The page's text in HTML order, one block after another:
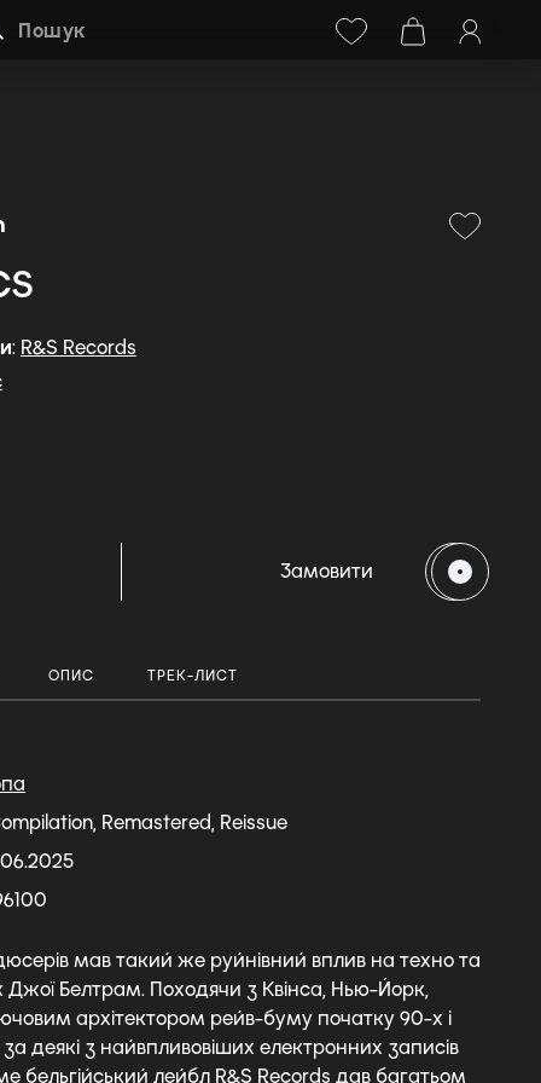
+38 (068) 778-40-38
Пошук
: R&S Records
Замовити
ОПИС ТРЕК-ЛИСТ
Remastered, Reissue
мав такий же руйнівний вплив на техно та
Джої Белтрам. Походячи з Квінса, Нью-Йорк,
архітектором рейв-буму початку 90-х і
деякі з найвпливовіших електронних записів
бельгійський лейбл R&S Records дав багатьом